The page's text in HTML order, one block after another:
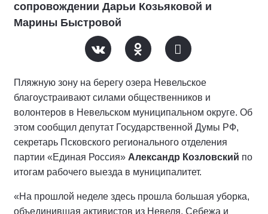
сопровождении Дарьи Козьяковой и
Марины Быстровой
Пляжную зону на берегу озера Невельское
благоустраивают силами общественников и
волонтеров в Невельском муниципальном округе. Об
этом сообщил депутат Государственной Думы РФ,
секретарь Псковского регионального отделения
партии «Единая Россия» Александр Козловский по
итогам рабочего выезда в муниципалитет.
«На прошлой неделе здесь прошла большая уборка,
объединившая активистов из Невеля, Себежа и